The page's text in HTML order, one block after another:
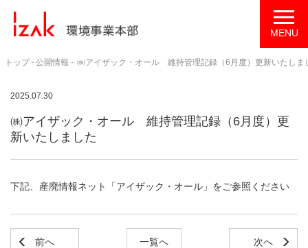
トップ 公開情報 ㈱アイザック・オール 維持管理記録（6月度）更新いたしま
2025.07.30
㈱アイザック・オール 維持管理記録（6月度）更
新いたしました
下記、産廃情報ネット「アイザック・オール」をご参照ください
前へ 一覧へ 次へ